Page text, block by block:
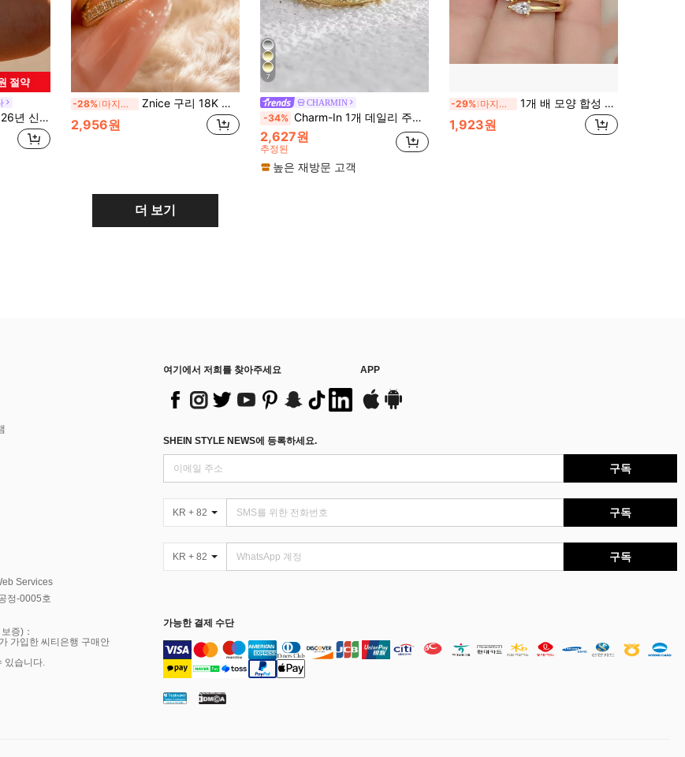
절약
수 스테인리스 스틸 변색 없음, 일상 착용, 파티, 어머니의 날 선물에 적합
-28% 마지막 2일 Znice 구리 18K 골드 도금 스택형 링 세트, 여성용 미니멀리스트 라인스톤 인피니티 개인화 링, 저자극성 미니멀리스트 주얼리, 완벽한 크리스마스 선물, 여행 & 휴가 액세서리
2,956원
7
CHARMIN
-34% Charm-In 1개 데일리 주얼리 별 모양 큐빅 지르코늄 상감 반지 여성용 구리 주얼리
2,627원
추정된
높은 재방문 고객
-29% 마지막 3일 1개 배 모양 합성 지르코니아 랩 멀티 레이어 반지, 결혼식, 공식 행사, 직장, 기념일 선물 또는 일상 착용에 적합하여 우아함을 높여줍니다
1,923원
더 보기
Services
정-0005호
증)：
가입한 씨티은행 구매안
있습니다.
여기에서 저희를 찾아주세요 APP
SHEIN STYLE NEWS에 등록하세요.
구독
KR + 82 구독
KR + 82 구독
가능한 결제 수단